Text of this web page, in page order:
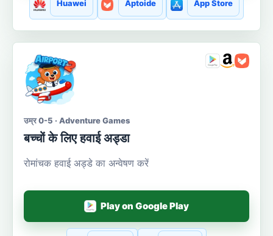
Huawei Aptoide App Store
उम्र 0-5 · Adventure Games
बच्चों के लिए हवाई अड्डा
रोमांचक हवाई अड्डे का अन्वेषण करें
Play on Google Play